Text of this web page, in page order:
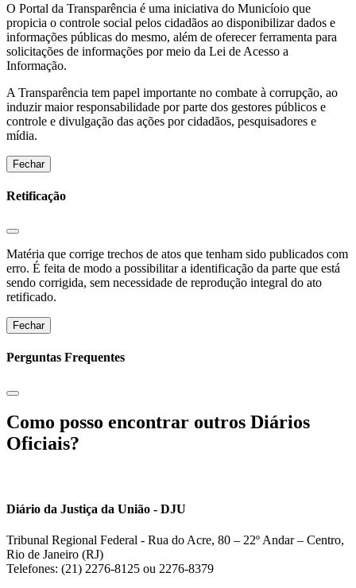
O Portal da Transparência é uma iniciativa do Municíoio que
propicia o controle social pelos cidadãos ao disponibilizar dados e
informações públicas do mesmo, além de oferecer ferramenta para
solicitações de informações por meio da Lei de Acesso a
Informação.
A Transparência tem papel importante no combate à corrupção, ao
induzir maior responsabilidade por parte dos gestores públicos e
controle e divulgação das ações por cidadãos, pesquisadores e
mídia.
Fechar
Retificação
Matéria que corrige trechos de atos que tenham sido publicados com
erro. É feita de modo a possibilitar a identificação da parte que está
sendo corrigida, sem necessidade de reprodução integral do ato
retificado.
Fechar
Perguntas Frequentes
Como posso encontrar outros Diários
Oficiais?
Diário da Justiça da União - DJU
Tribunal Regional Federal - Rua do Acre, 80 – 22º Andar – Centro,
Rio de Janeiro (RJ)
Telefones: (21) 2276-8125 ou 2276-8379